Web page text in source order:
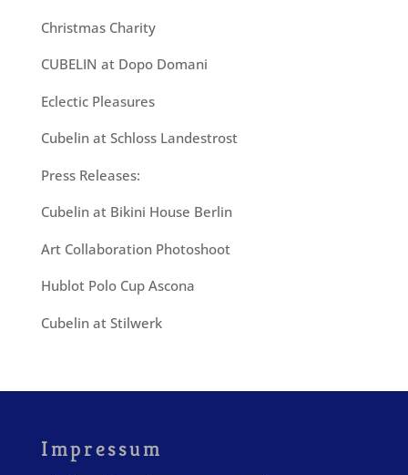
Christmas Charity
CUBELIN at Dopo Domani
Eclectic Pleasures
Cubelin at Schloss Landestrost
Press Releases:
Cubelin at Bikini House Berlin
Art Collaboration Photoshoot
Hublot Polo Cup Ascona
Cubelin at Stilwerk
Impressum